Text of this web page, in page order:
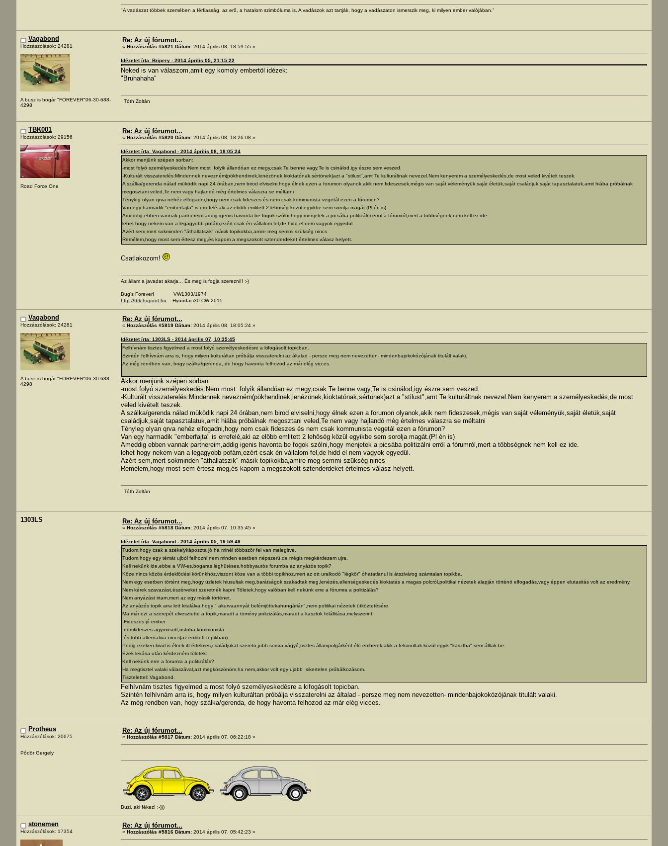
"A vadászat többek szemében a férfiasság, az erő, a hatalom szimbóluma is. A vadászok azt tartják, hogy a vadászaton ismerszik meg, ki milyen ember valójában."
Vagabond
Hozzászólások: 24281
A busz is bogár "FOREVER"06-30-688-
4298
Re: Az új fórumot...
« Hozzászólás #5821 Dátum: 2014 április 08, 18:59:55 »
Idézetet írta: Bripery - 2014 április 05, 21:15:22
Neked is van válaszom,amit egy komoly embertöl idézek:
"Bruhahaha"
Tóth Zoltán
TBK001
Hozzászólások: 29156
Road Force One
Re: Az új fórumot...
« Hozzászólás #5820 Dátum: 2014 április 08, 18:26:08 »
Idézetet írta: Vagabond - 2014 április 08, 18:05:24
Akkor menjünk szépen sorban:
-most folyó személyeskedés:Nem most folyik állandóan ez megy,csak Te benne vagy,Te is csinálod,igy észre sem veszed.
-Kulturált visszaterelés:Mindennek nevezném(pökhendinek,lenézönek,kioktatónak,sértönek)azt a "stilust",amt Te kulturáltnak nevezel.Nem kenyerem a személyeskedés,de most veled kivételt teszek.
A szálka/gerenda nálad müködik napi 24 órában,nem birod elviselni,hogy élnek ezen a forumon olyanok,akik nem fideszesek,mégis van saját véleményük,saját életük,saját családjuk,saját tapasztalatuk,amit hiába próbálnak
megosztani veled,Te nem vagy hajlandó még értelmes válaszra se méltatni
Tényleg olyan qrva nehéz elfogadni,hogy nem csak fideszes és nem csak kommunista vegetál ezen a fórumon?
Van egy harmadik "emberfajta" is errefelé,aki az elöbb emlitett 2 lehöség közül egyikbe sem sorolja magát.(Pl én is)
Ameddig ebben vannak partnereim,addig igenis havonta be fogok szólni,hogy menjetek a picsába politizálni erröl a fórumról,mert a többségnek nem kell ez ide.
lehet hogy nekem van a legagyobb pofám,ezért csak én vállalom fel,de hidd el nem vagyok egyedül.
Azért sem,mert sokminden "áthallatszik" másik topikokba,amire meg semmi szükség nincs
Remélem,hogy most sem értesz meg,és kapom a megszokott sztenderdeket értelmes válasz helyett.
Csatlakozom!
Az állam a javadat akarja... És meg is fogja szerezni!! :-)
Bug's Forever! VW1303/1974
http://tbk.hupont.hu Hyundai i30 CW 2015
Vagabond
Hozzászólások: 24281
A busz is bogár "FOREVER"06-30-688-
4298
Re: Az új fórumot...
« Hozzászólás #5819 Dátum: 2014 április 08, 18:05:24 »
Idézetet írta: 1303LS - 2014 április 07, 10:35:45
Felhívnám tisztes figyelmed a most folyó személyeskedésre a kifogásolt topicban.
Szintén felhívnám arra is, hogy milyen kulturáltan próbálja visszaterelni az általad - persze meg nem nevezetten- mindenbajokokózójának titulált valaki.
Az még rendben van, hogy szálka/gerenda, de hogy havonta felhozod az már elég vicces.
Akkor menjünk szépen sorban:
-most folyó személyeskedés:Nem most folyik állandóan ez megy,csak Te benne vagy,Te is csinálod,igy észre sem veszed.
-Kulturált visszaterelés:Mindennek nevezném(pökhendinek,lenézönek,kioktatónak,sértönek)azt a "stilust",amt Te kulturáltnak nevezel.Nem kenyerem a személyeskedés,de most
veled kivételt teszek.
A szálka/gerenda nálad müködik napi 24 órában,nem birod elviselni,hogy élnek ezen a forumon olyanok,akik nem fideszesek,mégis van saját véleményük,saját életük,saját
családjuk,saját tapasztalatuk,amit hiába próbálnak megosztani veled,Te nem vagy hajlandó még értelmes válaszra se méltatni
Tényleg olyan qrva nehéz elfogadni,hogy nem csak fideszes és nem csak kommunista vegetál ezen a fórumon?
Van egy harmadik "emberfajta" is errefelé,aki az elöbb emlitett 2 lehöség közül egyikbe sem sorolja magát.(Pl én is)
Ameddig ebben vannak partnereim,addig igenis havonta be fogok szólni,hogy menjetek a picsába politizálni erröl a fórumról,mert a többségnek nem kell ez ide.
lehet hogy nekem van a legagyobb pofám,ezért csak én vállalom fel,de hidd el nem vagyok egyedül.
Azért sem,mert sokminden "áthallatszik" másik topikokba,amire meg semmi szükség nincs
Remélem,hogy most sem értesz meg,és kapom a megszokott sztenderdeket értelmes válasz helyett.
Tóth Zoltán
1303LS Re: Az új fórumot...
« Hozzászólás #5818 Dátum: 2014 április 07, 10:35:45 »
Idézetet írta: Vagabond - 2014 április 05, 19:59:49
Tudom,hogy csak a székelykáposzta jó,ha minél többször fel van melegitve.
Tudom,hogy egy témát ujból felhozni nem minden esetben népszerü,de mégis megkérdezem ujra.
Kell nekünk ide,ebbe a VW-es,bogaras,léghütéses,hobbyautós forumba az anyázós topik?
Köze nincs közös érdeklödési körünkhöz,viszont köze van a többi topikhoz,mert az ott uralkodó "légkör" óhatatlanul is átszivárog számtalan topikba.
Nem egy esetben történt meg,hogy üzletek hiusultak meg,barátságok szakadtak meg,lenézés,ellenségeskedés,kioktatás a magas polcról,politikai nézetek alapján történö elfogadás,vagy éppen elutasitás volt az eredmény.
Nem kérek szavazást,észérveket szeretnék kapni Töletek,hogy valóban kell nekünk erre a fórumra a politizálás?
Nem anyázást irtam,mert az egy másik történet.
Az anyázós topik arra lett kitalálva,hogy " akurvaannyát belémjöttekahungárián",nem politikai nézetek ütköztetésére.
Ma már ezt a szerepét elvesztette a topik,maradt a tömény polizizálás,maradt a kasztok felállitása,melyszerint:
-Fideszes jó ember
-nemfideszes agymosott,ostoba,kommunista
-és több alternativa nincs(az emlitett topikban)
Pedig ezeken kivül is élnek itt értelmes,családjukat szeretö,jobb sorsra vágyó,tisztes állampolgárként élö emberek,akik a felsoroltak közül egyik "kasztba" sem álltak be.
Ezek leirása után kérdezném töletek:
Kell nekünk erre a forumra a politizálás?
Ha megtisztel valaki válaszával,azt megköszönöm,ha nem,akkor volt egy ujabb sikertelen próbálkozásom.
Tisztelettel: Vagabond.
Felhívnám tisztes figyelmed a most folyó személyeskedésre a kifogásolt topicban.
Szintén felhívnám arra is, hogy milyen kulturáltan próbálja visszaterelni az általad - persze meg nem nevezetten- mindenbajokokózójának titulált valaki.
Az még rendben van, hogy szálka/gerenda, de hogy havonta felhozod az már elég vicces.
Protheus
Hozzászólások: 20675
Pődör Gergely
Re: Az új fórumot...
« Hozzászólás #5817 Dátum: 2014 április 07, 06:22:18 »
Buzi, aki fékez! :-)))
stonemen
Hozzászólások: 17354
Re: Az új fórumot...
« Hozzászólás #5816 Dátum: 2014 április 07, 05:42:23 »